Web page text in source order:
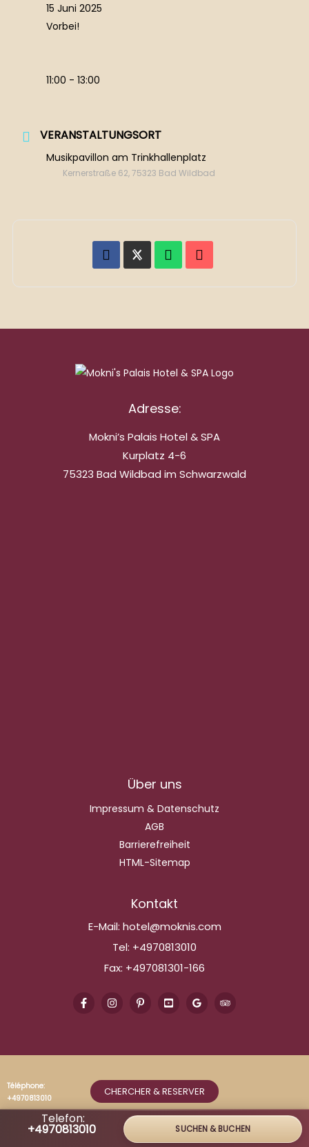
15 Juni 2025
Vorbei!
11:00 - 13:00
VERANSTALTUNGSORT
Musikpavillon am Trinkhallenplatz
Kernerstraße 62, 75323 Bad Wildbad
Adresse:
Mokni’s Palais Hotel & SPA
Kurplatz 4-6
75323 Bad Wildbad im Schwarzwald
Über uns
Impressum & Datenschutz
AGB
Barrierefreiheit
HTML-Sitemap
Kontakt
E-Mail: hotel@moknis.com
Tel: +4970813010
Fax: +497081301-166
Telefon:
+4970813010 SUCHEN & BUCHEN
Téléphone:
+4970813010
CHERCHER & RESERVER